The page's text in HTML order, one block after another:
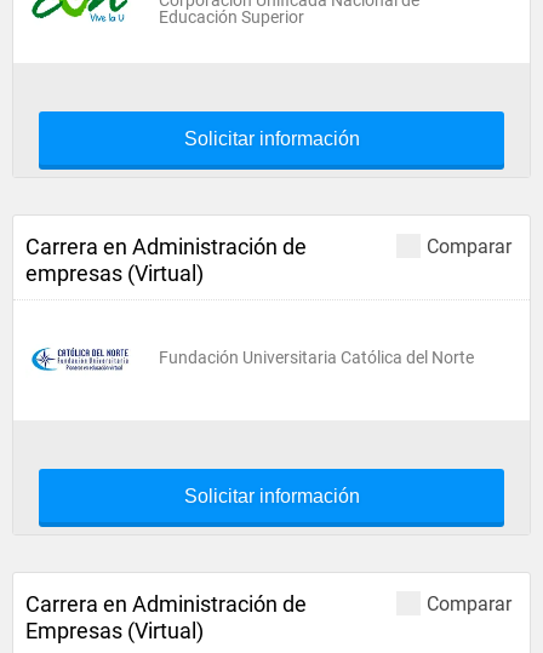
Educación Superior
Solicitar información
Comparar
Carrera en Administración de
empresas (Virtual)
Fundación Universitaria Católica del Norte
Solicitar información
Comparar
Carrera en Administración de
Empresas (Virtual)